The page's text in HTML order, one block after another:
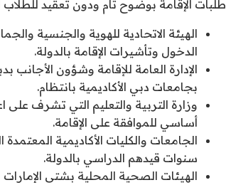
طلبات الإقامة بوضوح تام ودون تعقيد
الهيئة الاتحادية للهوية والجنسية
الدخول وتأشيرات الإقامة بالدولة.
الإدارة العامة للإقامة وشؤون الأجانب
بجامعات دبي الأكاديمية بانتظام.
وزارة التربية والتعليم التي تشرف
أساسي للموافقة على الإقامة.
الجامعات والكليات الأكاديمية
سنوات قيدهم الدراسي بالدولة.
الهيئات الصحية المحلية بشتى